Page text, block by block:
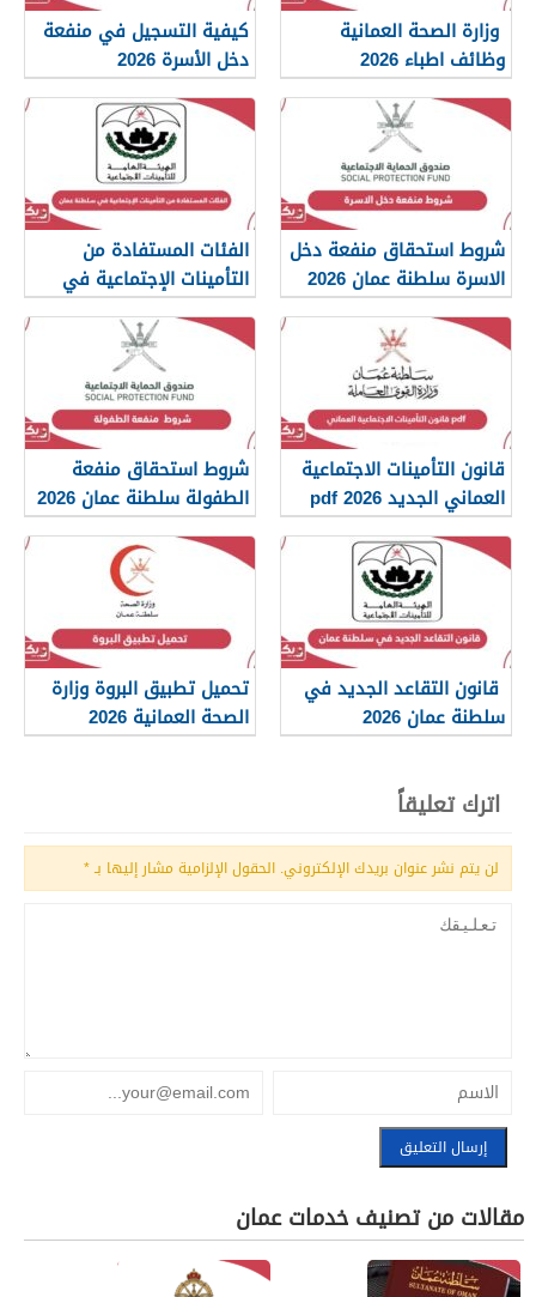
وزارة الصحة العمانية
وظائف اطباء 2026
كيفية التسجيل في منفعة
دخل الأسرة 2026
شروط استحقاق منفعة دخل
الاسرة سلطنة عمان 2026
الفئات المستفادة من
التأمينات الإجتماعية في
سلطنة عمان 2026
قانون التأمينات الاجتماعية
العماني الجديد 2026 pdf
شروط استحقاق منفعة
الطفولة سلطنة عمان 2026
قانون التقاعد الجديد في
سلطنة عمان 2026
تحميل تطبيق البروة وزارة
الصحة العمانية 2026
اترك تعليقاً
لن يتم نشر عنوان بريدك الإلكتروني. الحقول الإلزامية مشار إليها بـ*
مقالات من تصنيف خدمات عمان